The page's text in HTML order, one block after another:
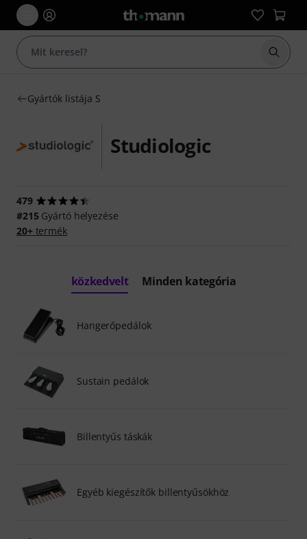
Gyártók listája S
Studiologic
479
#215 Gyártó helyezése
20+termék
közkedvelt Minden kategória
Hangerőpedálok
Sustain pedálok
Billentyűs táskák
Egyéb kiegészítők billentyűsökhöz